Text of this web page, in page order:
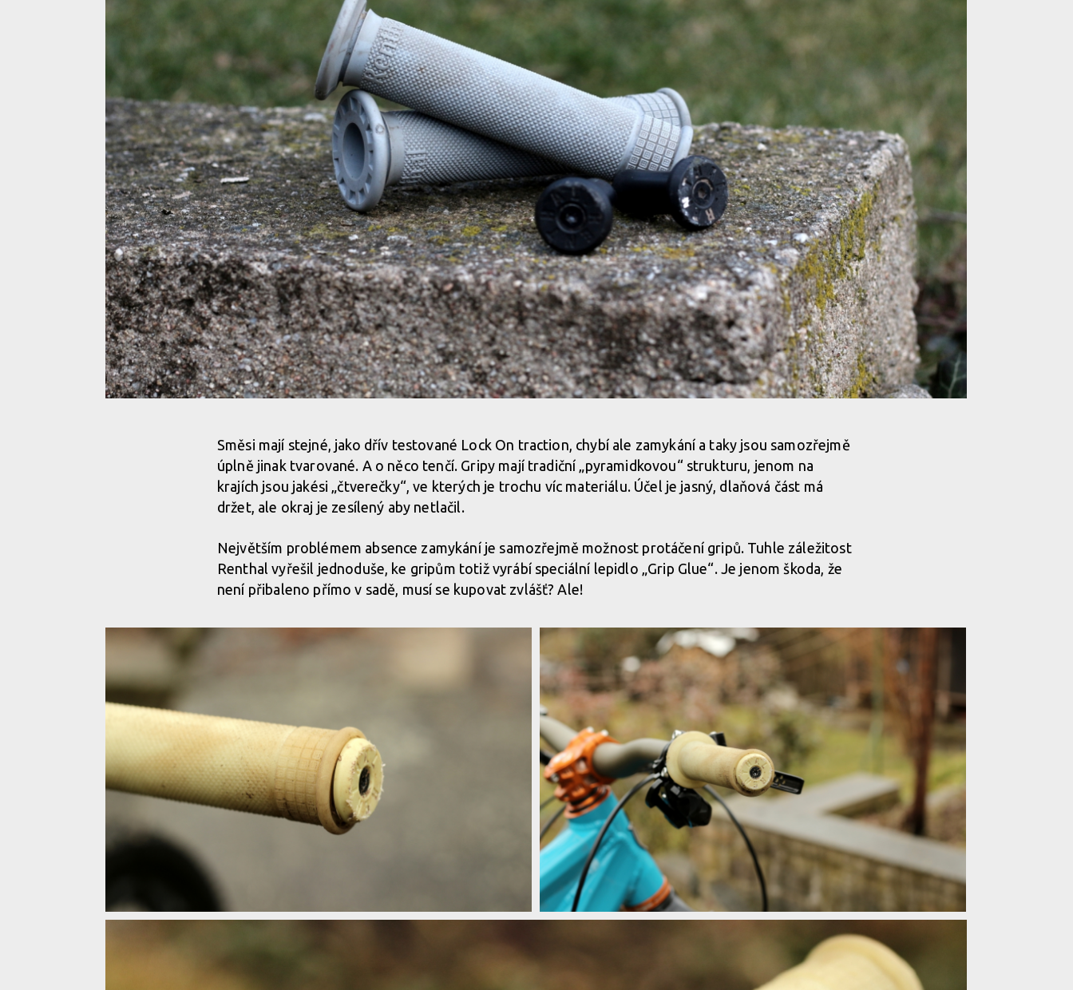
Test: Renthal Push On gripy - lock-on na nich nehledej
Test: Renthal Push On gripy - lock-on na nich nehledej
Směsi mají stejné, jako dřív testované Lock On traction, chybí ale zamykání a taky jsou samozřejmě
úplně jinak tvarované. A o něco tenčí. Gripy mají tradiční „pyramidkovou“ strukturu, jenom na
krajích jsou jakési „čtverečky“, ve kterých je trochu víc materiálu. Účel je jasný, dlaňová část má
držet, ale okraj je zesílený aby netlačil.
Největším problémem absence zamykání je samozřejmě možnost protáčení gripů. Tuhle záležitost
Renthal vyřešil jednoduše, ke gripům totiž vyrábí speciální lepidlo „Grip Glue“. Je jenom škoda, že
není přibaleno přímo v sadě, musí se kupovat zvlášť? Ale!
Test: Renthal Push On gripy - lock-on na nich nehledej